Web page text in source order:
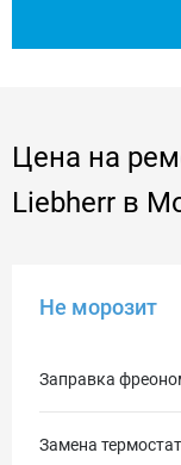
Цена на
Liebherr в
Не морозит
Заправка
Замена